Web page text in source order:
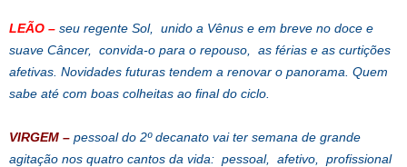
LEÃO – seu regente Sol, unido a Vênus e em breve no doce e
suave Câncer, convida-o para o repouso, as férias e as curtições
afetivas. Novidades futuras tendem a renovar o panorama. Quem
sabe até com boas colheitas ao final do ciclo.
VIRGEM – pessoal do 2º decanato vai ter semana de grande
agitação nos quatro cantos da vida: pessoal, afetivo, profissional